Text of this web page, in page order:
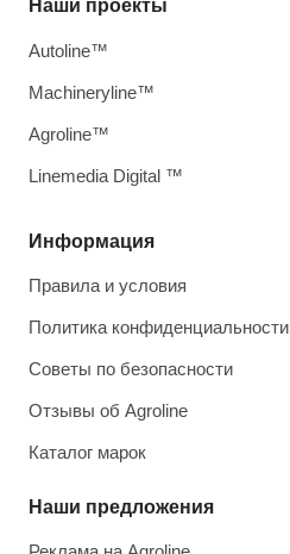
Информация
Правила и условия
Политика конфиденциальности
Советы по безопасности
Отзывы об Agroline
Каталог марок
Наши предложения
Наши проекты
Autoline™
Machineryline™
Agroline™
Linemedia Digital ™